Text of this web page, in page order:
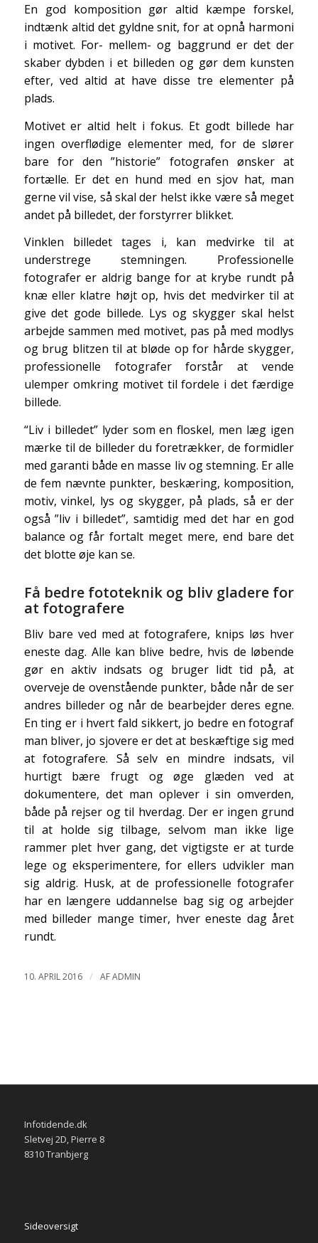
En god komposition gør altid kæmpe forskel,
indtænk altid det gyldne snit, for at opnå harmoni
i motivet. For- mellem- og baggrund er det der
skaber dybden i et billeden og gør dem kunsten
efter, ved altid at have disse tre elementer på
plads.
Motiveter altid helt i fokus. Et godt billede har
ingen overflødige elementer med, for de slører
bare for den ”historie” fotografen ønsker at
fortælle. Er det en hund med en sjov hat, man
gerne vil vise, så skal der helst ikke være så meget
andet på billedet, der forstyrrer blikket.
Vinklen billedet tages i, kan medvirke til at
understrege stemningen. Professionelle
fotografer er aldrig bange for at krybe rundt på
knæ eller klatre højt op, hvis det medvirker til at
give det gode billede. Lys og skyggerskal helst
arbejde sammen med motivet, pas på med modlys
og brug blitzen til at bløde op for hårde skygger,
professionelle fotografer forstår at vende
ulemper omkring motivet til fordele i det færdige
billede.
“Liv i billedet” lyder som en floskel, men læg igen
mærke til de billeder du foretrækker, de formidler
med garanti både en masse liv og stemning. Er alle
de fem nævnte punkter, beskæring, komposition,
motiv, vinkel, lys og skygger, på plads, så er der
også ”liv i billedet”, samtidig med det har en god
balance og får fortalt meget mere, end bare det
det blotte øje kan se.
Få bedre fototeknik og bliv gladere for
at fotografere
Bliv bare ved med at fotografere, knips løs hver
eneste dag. Alle kan blive bedre, hvis de løbende
gør en aktiv indsats og bruger lidt tid på, at
overveje de ovenstående punkter, både når de ser
andres billeder og når de bearbejder deres egne.
En ting er i hvert fald sikkert, jo bedre en fotograf
man bliver, jo sjovere er det at beskæftige sig med
at fotografere. Så selv en mindre indsats, vil
hurtigt bære frugt og øge glæden ved at
dokumentere, det man oplever i sin omverden,
både på rejser og til hverdag. Der er ingen grund
til at holde sig tilbage, selvom man ikke lige
rammer plet hver gang, det vigtigste er at turde
lege og eksperimentere, for ellers udvikler man
sig aldrig. Husk, at de professionelle fotografer
har en længere uddannelse bag sig og arbejder
med billeder mange timer, hver eneste dag året
rundt.
10. APRIL 2016 / AFADMIN
Infotidende.dk
Sletvej 2D, Pierre 8
8310 Tranbjerg
Sideoversigt